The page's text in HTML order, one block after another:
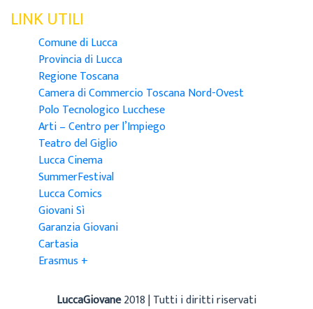
LINK UTILI
Comune di Lucca
Provincia di Lucca
Regione Toscana
Camera di Commercio Toscana Nord-Ovest
Polo Tecnologico Lucchese
Arti – Centro per l’Impiego
Teatro del Giglio
Lucca Cinema
SummerFestival
Lucca Comics
Giovani Sì
Garanzia Giovani
Cartasia
Erasmus +
LuccaGiovane2018 | Tutti i diritti riservati